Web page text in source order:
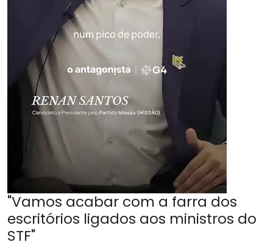
"Vamos acabar com a farra dos
escritórios ligados aos ministros do
STF"